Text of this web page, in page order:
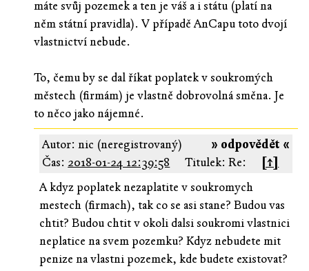
máte svůj pozemek a ten je váš a i státu (platí na
něm státní pravidla). V případě AnCapu toto dvojí
vlastnictví nebude.
To, čemu by se dal říkat poplatek v soukromých
městech (firmám) je vlastně dobrovolná směna. Je
to něco jako nájemné.
» odpovědět «
Autor: nic (neregistrovaný)
Čas: 2018-01-24 12:39:58 Titulek: Re:
[↑]
A kdyz poplatek nezaplatite v soukromych
mestech (firmach), tak co se asi stane? Budou vas
chtit? Budou chtit v okoli dalsi soukromi vlastnici
neplatice na svem pozemku? Kdyz nebudete mit
penize na vlastni pozemek, kde budete existovat?